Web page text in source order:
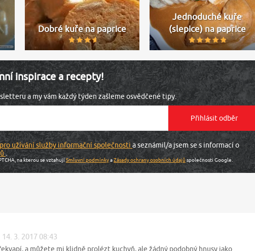
Dobré kuře na paprice
Jednoduché kuře
(slepice) na paprice
inspirace a recepty!
a my vám každý týden zašleme osvědčené tipy.
užívání služby informační společnosti a seznámil/a jsem se s informací o
.
na kterou se vztahujíSmluvní podmínkyaZásady ochrany osobních údajůspolečnosti Google.
14. 3. 2017 08:43
a můžete mi klidně prolézt kuchyň, ale žádný podobný hnusy jako